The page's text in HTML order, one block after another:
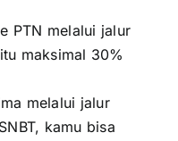
PTN melalui jalur
maksimal 30%
melalui jalur
kamu bisa